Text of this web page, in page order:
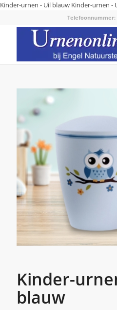
Kinder-urnen - Uil blauw Kinder-urnen -
Telefoonnummer:
Kinder-
blauw